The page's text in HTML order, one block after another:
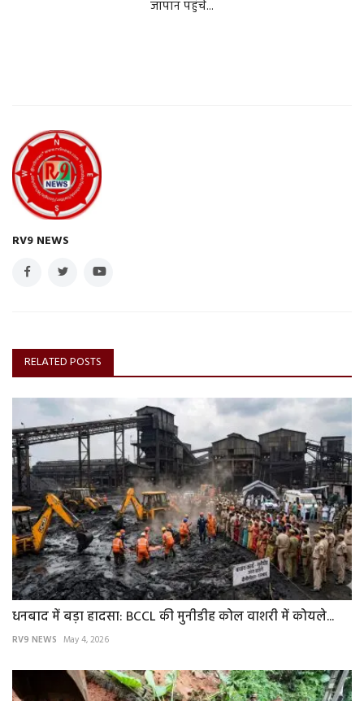
जापान पहुंचे...
RV9 NEWS
RELATED POSTS
धनबाद में बड़ा हादसा: BCCL की मुनीडीह कोल वाशरी में कोयले...
RV9 NEWS May 4, 2026